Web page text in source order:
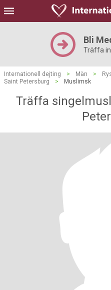
Bli
Träffa
Internationell dejting > Män >
Saint Petersburg
> Muslimsk
Träffa